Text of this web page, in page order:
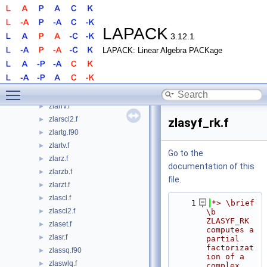
LAPACK 3.12.1
LAPACK: Linear Algebra PACKage
► zlarfgp.f
► zlarft.f
► zlarfx.f
► zlarfy.f
► zlargv.f
► zlarrv.f
► zlarscl2.f
► zlartg.f90
► zlartv.f
► zlarz.f
► zlarzb.f
► zlarzt.f
► zlascl.f
► zlascl2.f
► zlaset.f
► zlasr.f
► zlassq.f90
► zlaswlq.f
zlasyf_rk.f
Go to the
documentation of this
file.
    1
*> \brief
\b
ZLASYF_RK
computes a
partial
factorizat
ion of a